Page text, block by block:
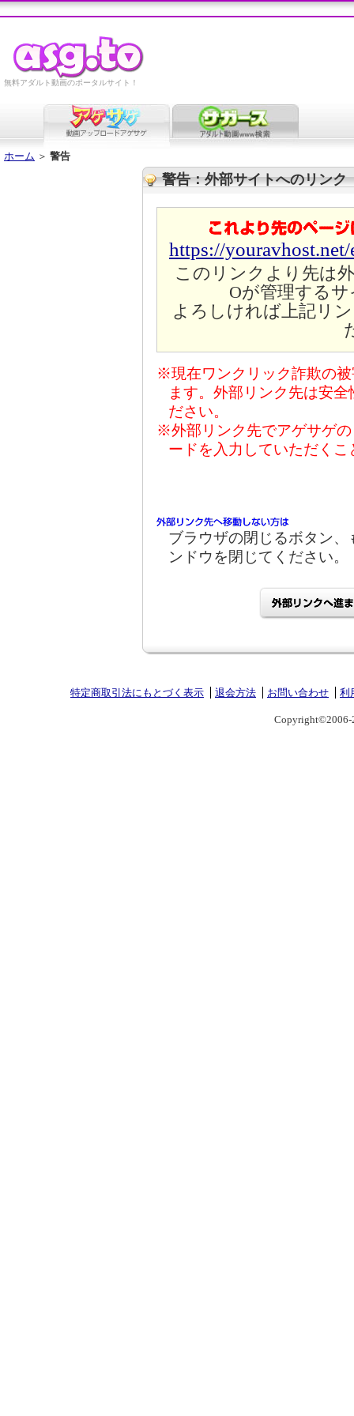
無料アダルト動画のポータルサイト！
ホーム ＞ 警告
警告：外部サイトへのリンク
https://
このリンクより先は
Oが管理する
よろしければ上記リ
※現在ワンクリック詐欺の
ます。外部リンク先は安
ださい。
※外部リンク先でアゲサゲ
ードを入力していただく
ブラウザの閉じるボタン
ンドウを閉じてください。
特定商取引法にもとづく表示 退会方法 お問い合わせ 利
Copyright©2006-